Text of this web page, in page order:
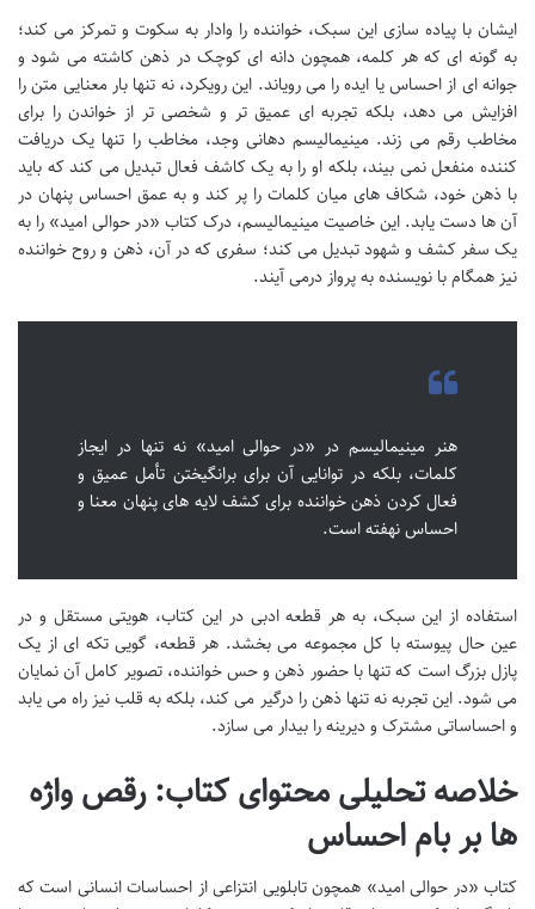
ایشان با پیاده سازی این سبک، خواننده را وادار به سکوت و تمرکز می کند؛
به گونه ای که هر کلمه، همچون دانه ای کوچک در ذهن کاشته می شود و
جوانه ای از احساس یا ایده را می رویاند. این رویکرد، نه تنها بار معنایی متن را
افزایش می دهد، بلکه تجربه ای عمیق تر و شخصی تر از خواندن را برای
مخاطب رقم می زند. مینیمالیسم دهانی وجد، مخاطب را تنها یک دریافت
کننده منفعل نمی بیند، بلکه او را به یک کاشف فعال تبدیل می کند که باید
با ذهن خود، شکاف های میان کلمات را پر کند و به عمق احساس پنهان در
آن ها دست یابد. این خاصیت مینیمالیسم، درک کتاب «در حوالی امید» را به
یک سفر کشف و شهود تبدیل می کند؛ سفری که در آن، ذهن و روح خواننده
نیز همگام با نویسنده به پرواز درمی آیند.
هنر مینیمالیسم در «در حوالی امید» نه تنها در ایجاز
کلمات، بلکه در توانایی آن برای برانگیختن تأمل عمیق و
فعال کردن ذهن خواننده برای کشف لایه های پنهان معنا و
احساس نهفته است.
استفاده از این سبک، به هر قطعه ادبی در این کتاب، هویتی مستقل و در
عین حال پیوسته با کل مجموعه می بخشد. هر قطعه، گویی تکه ای از یک
پازل بزرگ است که تنها با حضور ذهن و حس خواننده، تصویر کامل آن نمایان
می شود. این تجربه نه تنها ذهن را درگیر می کند، بلکه به قلب نیز راه می یابد
و احساساتی مشترک و دیرینه را بیدار می سازد.
خلاصه تحلیلی محتوای کتاب: رقص واژه
ها بر بام احساس
کتاب «در حوالی امید» همچون تابلویی انتزاعی از احساسات انسانی است که